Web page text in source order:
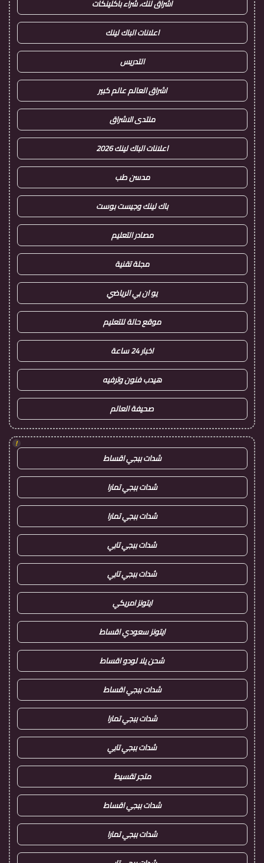
اشراق لنك، شراء باكلينكات
اعلانات الباك لينك
التدريس
اشراق العالم عالم كبير
منتدى الاشراق
اعلانات الباك لينك 2026
مدسن طب
باك لينك وجيست بوست
مصادر التعليم
مجلة تقنية
يو ان بي الرياضي
موقع حالة للتعليم
اخبار 24 ساعة
هيدب فنون وترفيه
صحيفة العالم
!
شدات ببجي اقساط
شدات ببجي تمارا
شدات ببجي تمارا
شدات ببجي تابي
شدات ببجي تابي
ايتونز امريكي
ايتونز سعودي اقساط
شحن يلا لودو اقساط
شدات ببجي اقساط
شدات ببجي تمارا
شدات ببجي تابي
متجر تقسيط
شدات ببجي اقساط
شدات ببجي تمارا